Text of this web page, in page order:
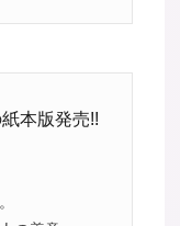
本版発売!!